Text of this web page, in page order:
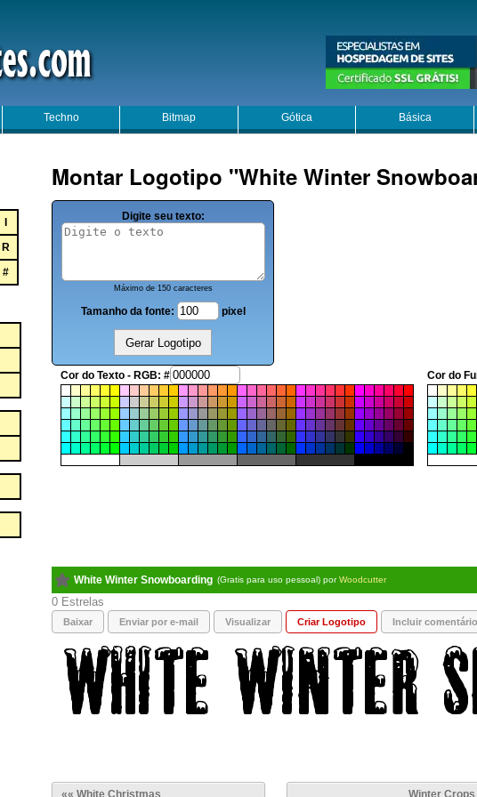
Techno Bitmap Gótica Básica
R
#
Montar Logotipo "White Winter
Digite seu texto:
Máximo de 150 caracteres
Tamanho da fonte: pixel
Cor do Texto - RGB: # Cor do
White Winter Snowboarding (Gratis para uso pessoal) porWoodcutter
0
Baixar Enviar por e-mail Visualizar Criar Logotipo Incluir comentário
«« White Christmas Winter Crops